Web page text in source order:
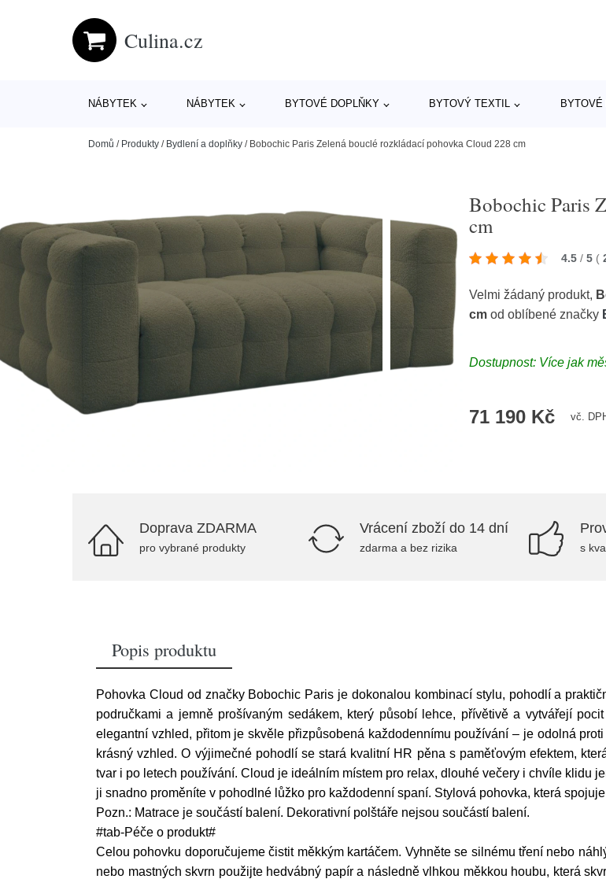
Culina.cz
NÁBYTEK NÁBYTEK BYTOVÉ DOPLŇKY BYTOVÝ TEXTIL BYTOVÉ
Domů / Produkty / Bydlení a doplňky / Bobochic Paris Zelená bouclé rozkládací pohovka Cloud 228 cm
Bobochic Paris
cm
4.5 / 5 (
Velmi žádaný produkt,
cm od oblíbené značky
Dostupnost: Více jak
71 190 Kč vč.
Doprava ZDARMA
pro vybrané produkty
Vrácení zboží do 14 dní
zdarma a bez rizika s
Popis produktu
Pohovka Cloud od značky Bobochic Paris je dokonalou kombinací stylu, pohodlí a
područkami a jemně prošívaným sedákem, který působí lehce, přívětivě a vytvářejí
elegantní vzhled, přitom je skvěle přizpůsobená každodennímu používání – je odolná
krásný vzhled. O výjimečné pohodlí se stará kvalitní HR pěna s paměťovým efektem,
tvar i po letech používání. Cloud je ideálním místem pro relax, dlouhé večery i chvíle klidu
ji snadno proměníte v pohodlné lůžko pro každodenní spaní. Stylová pohovka, která
Pozn.: Matrace je součástí balení. Dekorativní polštáře nejsou součástí balení.
#tab-Péče o produkt#
Celou pohovku doporučujeme čistit měkkým kartáčem. Vyhněte se silnému tření nebo
nebo mastných skvrn použijte hedvábný papír a následně vlhkou měkkou houbu, která